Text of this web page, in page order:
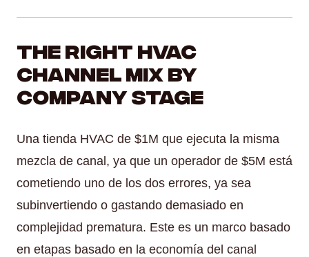
The Right HVAC
Channel Mix by
Company Stage
Una tienda HVAC de $1M que ejecuta la misma
mezcla de canal, ya que un operador de $5M está
cometiendo uno de los dos errores, ya sea
subinvertiendo o gastando demasiado en
complejidad prematura. Este es un marco basado
en etapas basado en la economía del canal